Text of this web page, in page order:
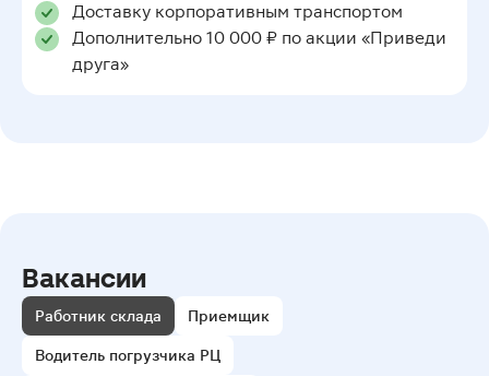
Доставку корпоративным транспортом
Дополнительно 10 000 ₽ по акции «Приведи
друга»
Вакансии
Работник склада Приемщик
Водитель погрузчика РЦ